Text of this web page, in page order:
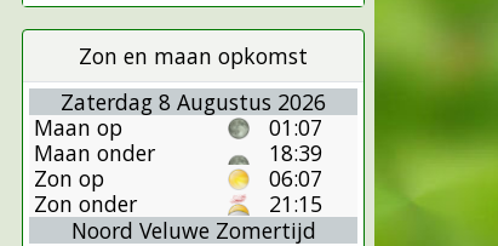
Zon en maan opkomst
Zaterdag 8 Augustus 2026
Maan op
01:07
Maan onder
18:39
Zon op
06:07
Zon onder
21:15
Noord Veluwe Zomertijd